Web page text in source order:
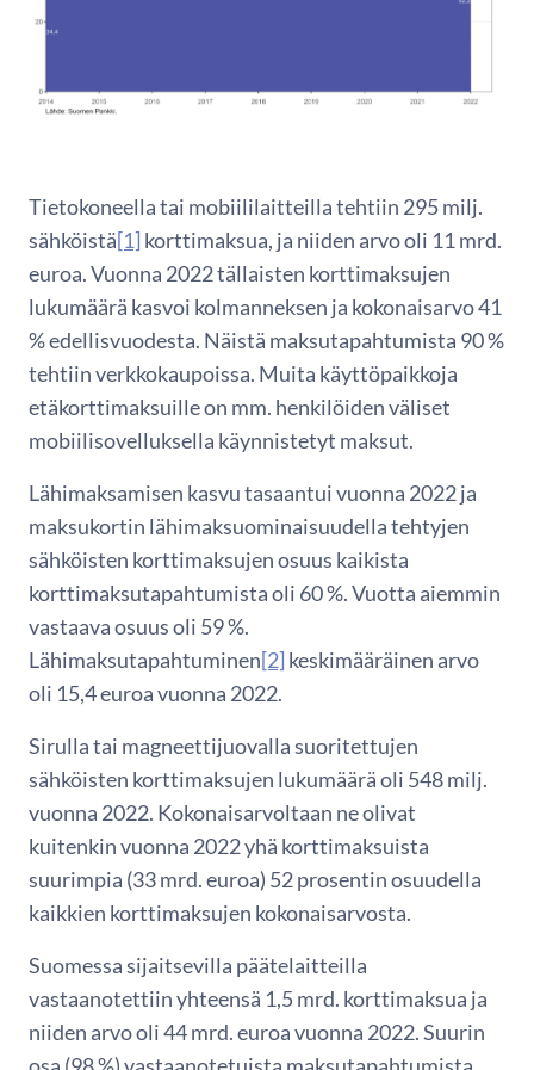
Tietokoneella tai mobiililaitteilla tehtiin 295 milj.
sähköistä[1] korttimaksua, ja niiden arvo oli 11 mrd.
euroa. Vuonna 2022 tällaisten korttimaksujen
lukumäärä kasvoi kolmanneksen ja kokonaisarvo 41
% edellisvuodesta. Näistä maksutapahtumista 90 %
tehtiin verkkokaupoissa. Muita käyttöpaikkoja
etäkorttimaksuille on mm. henkilöiden väliset
mobiilisovelluksella käynnistetyt maksut.
Lähimaksamisen kasvu tasaantui vuonna 2022 ja
maksukortin lähimaksuominaisuudella tehtyjen
sähköisten korttimaksujen osuus kaikista
korttimaksutapahtumista oli 60 %. Vuotta aiemmin
vastaava osuus oli 59 %.
Lähimaksutapahtuminen[2] keskimääräinen arvo
oli 15,4 euroa vuonna 2022.
Sirulla tai magneettijuovalla suoritettujen
sähköisten korttimaksujen lukumäärä oli 548 milj.
vuonna 2022. Kokonaisarvoltaan ne olivat
kuitenkin vuonna 2022 yhä korttimaksuista
suurimpia (33 mrd. euroa) 52 prosentin osuudella
kaikkien korttimaksujen kokonaisarvosta.
Suomessa sijaitsevilla päätelaitteilla
vastaanotettiin yhteensä 1,5 mrd. korttimaksua ja
niiden arvo oli 44 mrd. euroa vuonna 2022. Suurin